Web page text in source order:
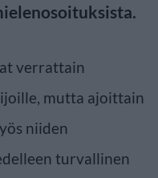
verrattain
mutta ajoittain
niiden
turvallinen